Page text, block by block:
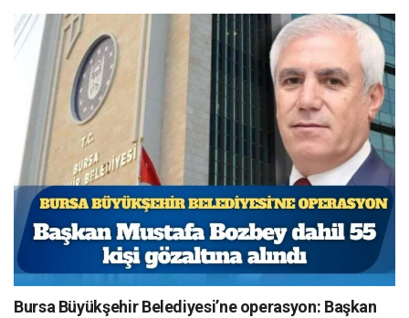
Bursa Büyükşehir Belediyesi’ne operasyon: Başkan